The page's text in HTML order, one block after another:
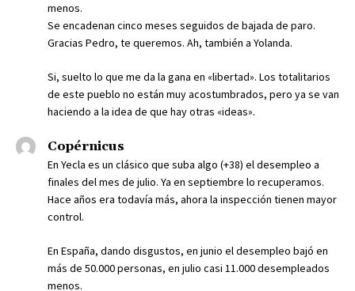
menos.
Se encadenan cinco meses seguidos de bajada de paro.
Gracias Pedro, te queremos. Ah, también a Yolanda.
Si, suelto lo que me da la gana en «libertad». Los totalitarios
de este pueblo no están muy acostumbrados, pero ya se van
haciendo a la idea de que hay otras «ideas».
Copérnicus
En Yecla es un clásico que suba algo (+38) el desempleo a
finales del mes de julio. Ya en septiembre lo recuperamos.
Hace años era todavía más, ahora la inspección tienen mayor
control.
En España, dando disgustos, en junio el desempleo bajó en
más de 50.000 personas, en julio casi 11.000 desempleados
menos.